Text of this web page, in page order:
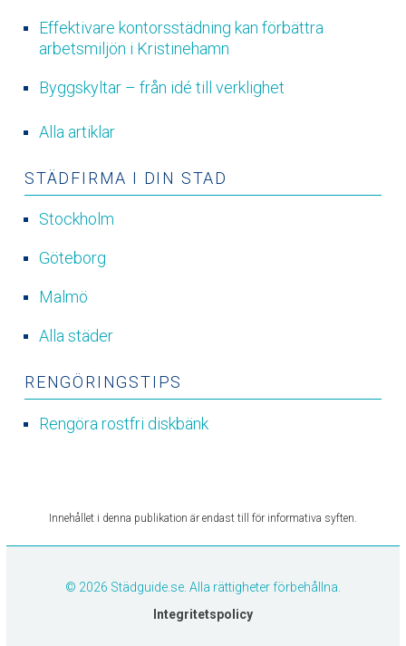
Effektivare kontorsstädning kan förbättra
arbetsmiljön i Kristinehamn
Byggskyltar – från idé till verklighet
Alla artiklar
STÄDFIRMA I DIN STAD
Stockholm
Göteborg
Malmö
Alla städer
RENGÖRINGSTIPS
Rengöra rostfri diskbänk
Innehållet i denna publikation är endast till för informativa syften.
© 2026 Städguide.se. Alla rättigheter förbehållna.
Integritetspolicy